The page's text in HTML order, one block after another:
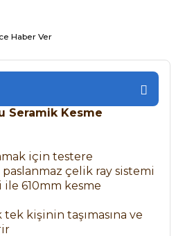
Haber Ver
Seramik Kesme
için testere
çelik ray sistemi
ile 610mm kesme
kişinin taşımasına ve